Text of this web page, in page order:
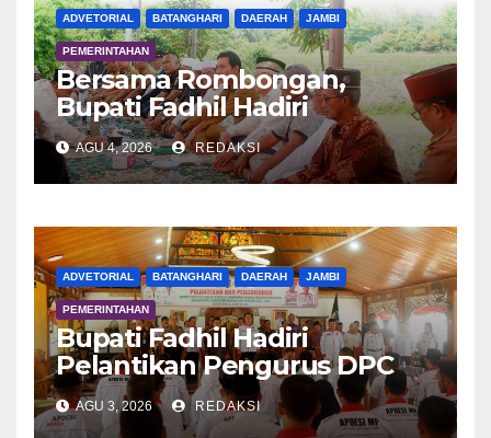
ADVETORIAL BATANGHARI DAERAH JAMBI
PEMERINTAHAN
Bersama Rombongan,
Bupati Fadhil Hadiri
Syukuran Tanam Padi di
Terusan
AGU 4, 2026 REDAKSI
ADVETORIAL BATANGHARI DAERAH JAMBI
PEMERINTAHAN
Bupati Fadhil Hadiri
Pelantikan Pengurus DPC
APDESI MP
AGU 3, 2026 REDAKSI